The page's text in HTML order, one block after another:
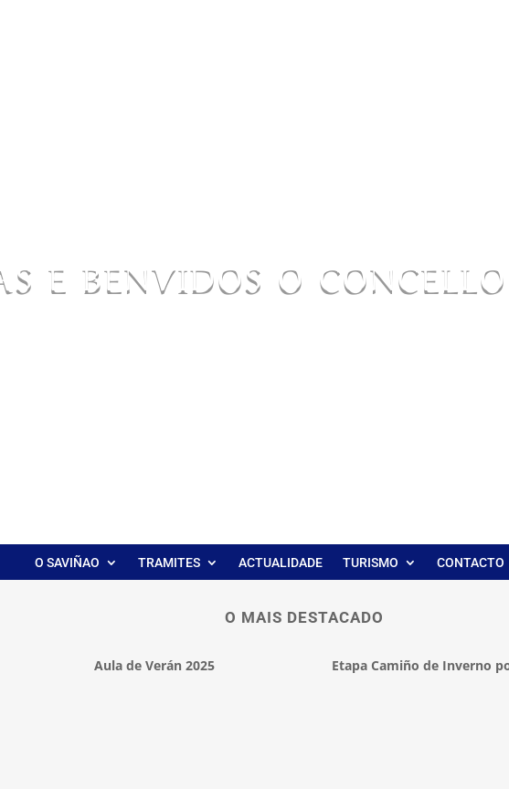
E BENVIDOS O
O SAVIÑAO TRAMITES ACTUALIDADE TURISMO CONTACTO
O MAIS DESTACADO
Aula de Verán 2025 Etapa Camiño de Inverno